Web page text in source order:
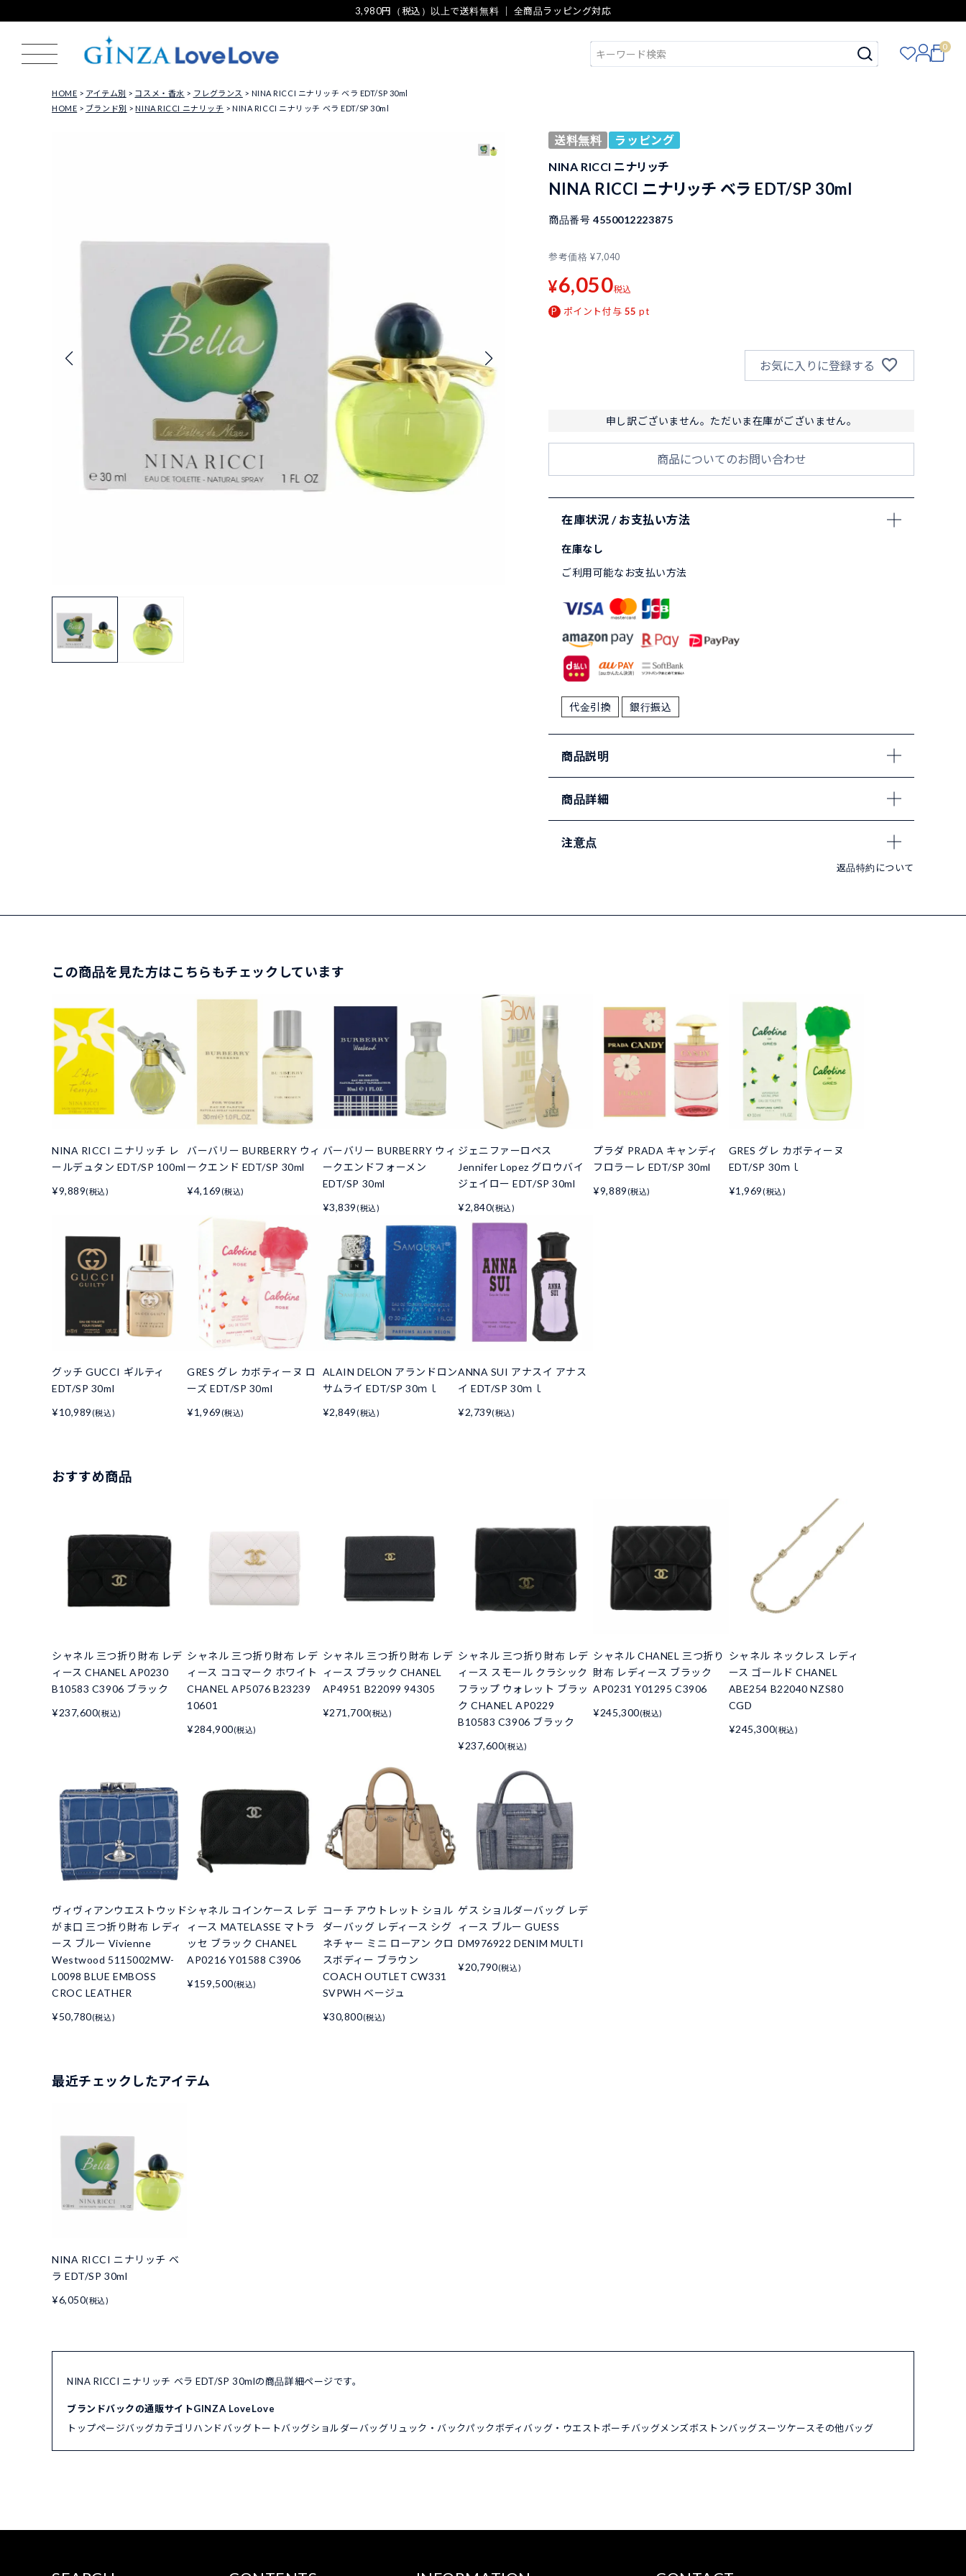
3,980円（税込）以上で送料無料 ｜ 全商品ラッピング対応
0
HOME アイテム別 コスメ・香水 フレグランス
NINA RICCI ニナリッチ ベラ EDT/SP 30ml
HOME
ブランド別 NINA RICCI ニナリッチ NINA RICCI ニナリッチ ベラ EDT/SP 30ml
送料無料
ラッピング
NINA RICCI ニナリッチ
NINA RICCI ニナリッチ ベラ EDT/SP 30ml
商品番号 4550012223875
参考価格 ¥7,040
¥6,050税込
ポイント付与 55 pt
お気に入りに登録する
申し訳ございません。ただいま在庫がございません。
商品についてのお問い合わせ
在庫状況 / お支払い方法
在庫なし
ご利用可能なお支払い方法
代金引換 銀行振込
商品説明
商品詳細
注意点
返品特約について
この商品を見た方はこちらもチェックしています
NINA RICCI ニナリッチ レ
ールデュタン EDT/SP 100ml
¥9,889(税込)
バーバリー BURBERRY ウィ
ークエンド EDT/SP 30ml
¥4,169 (税込)
バーバリー BURBERRY ウィ
ークエンドフォーメン
EDT/SP 30ml
¥3,839 (税込)
ジェニファーロペス
Jennifer Lopez グロウバイ
ジェイロー EDT/SP 30ml
¥2,840(税込)
プラダ PRADA キャンディ
フロラーレ EDT/SP 30ml
¥9,889 (税込)
GRES グレ カボティーヌ
EDT/SP 30ｍｌ
¥1,969 (税込)
グッチ GUCCI ギルティ
EDT/SP 30ml
¥10,989 (税込)
GRES グレ カボティーヌ ロ
ーズ EDT/SP 30ml
¥1,969 (税込)
ALAIN DELON アランドロン
サムライ EDT/SP 30ｍｌ
¥2,849 (税込)
ANNA SUI アナスイ アナス
イ EDT/SP 30ｍｌ
¥2,739(税込)
おすすめ商品
シャネル 三つ折り財布 レデ
ィース CHANEL AP0230
B10583 C3906 ブラック
¥237,600(税込)
シャネル 三つ折り財布 レデ
ィース ココマーク ホワイト
CHANEL AP5076 B23239
10601
¥284,900(税込)
シャネル 三つ折り財布 レデ
ィース ブラック CHANEL
AP4951 B22099 94305
¥271,700(税込)
シャネル 三つ折り財布 レデ
ィース スモール クラシック
フラップ ウォレット ブラッ
ク CHANEL AP0229
B10583 C3906 ブラック
¥237,600(税込)
シャネル CHANEL 三つ折り
財布 レディース ブラック
AP0231 Y01295 C3906
¥245,300(税込)
シャネル ネックレス レディ
ース ゴールド CHANEL
ABE254 B22040 NZS80
CGD
¥245,300(税込)
ヴィヴィアンウエストウッド
がま口 三つ折り財布 レディ
ース ブルー Vivienne
Westwood 5115002MW-
L0098 BLUE EMBOSS
CROC LEATHER
¥50,780(税込)
シャネル コインケース レデ
ィース MATELASSE マトラ
ッセ ブラック CHANEL
AP0216 Y01588 C3906
¥159,500(税込)
コーチ アウトレット ショル
ダーバッグ レディース シグ
ネチャー ミニ ローアン クロ
スボディー ブラウン
COACH OUTLET CW331
SVPWH ベージュ
¥30,800(税込)
ゲス ショルダーバッグ レデ
ィース ブルー GUESS
DM976922 DENIM MULTI
¥20,790(税込)
最近チェックしたアイテム
NINA RICCI ニナリッチ ベ
ラ EDT/SP 30ml
¥6,050(税込)
NINA RICCI ニナリッチ ベラ EDT/SP 30mlの商品詳細ページです。
ブランドバックの通販サイトGINZA LoveLove
トップページバッグカテゴリ ハンドバッグ トートバッグショルダーバッグリュック・バックパックボディバッグ・ウエストポーチバッグメンズボストンバッグスーツケースその他バッグ